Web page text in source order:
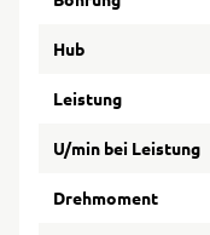
Hub
Leistung
U/min bei Leistung
Drehmoment